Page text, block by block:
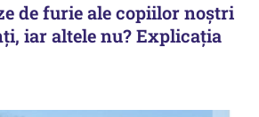
de furie ale copiilor noștri
iar altele nu? Explicația